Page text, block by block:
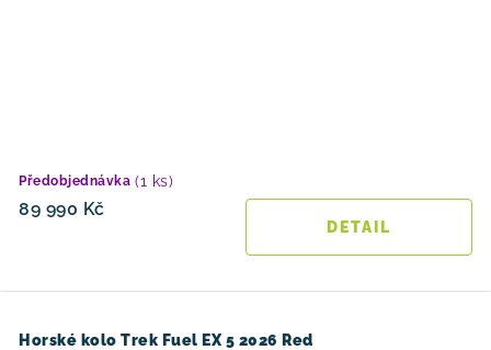
Předobjednávka (1 ks)
89 990 Kč
Horské kolo Trek Fuel EX 5 2026 Red